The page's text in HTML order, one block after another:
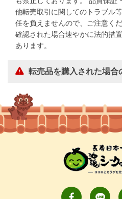
他転売取引に関してのトラブル
任を負えませんので、ご注意く
確認された場合速やかに法的措
あります。
転売品を購入された場合